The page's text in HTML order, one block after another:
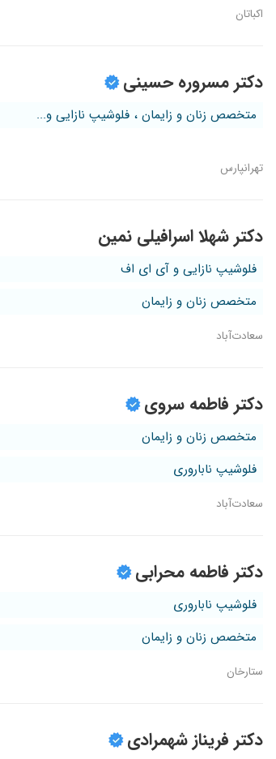
اکباتان
دکتر مسروره حسینی
متخصص زنان و زایمان ، فلوشیپ نازایی و...
تهرانپارس
دکتر شهلا اسرافیلی نمین
فلوشیپ نازایی و آی ای اف
متخصص زنان و زایمان
سعادت‌آباد
دکتر فاطمه سروی
متخصص زنان و زایمان
فلوشیپ ناباروری
سعادت‌آباد
دکتر فاطمه محرابی
فلوشیپ ناباروری
متخصص زنان و زایمان
ستارخان
دکتر فریناز شهمرادی